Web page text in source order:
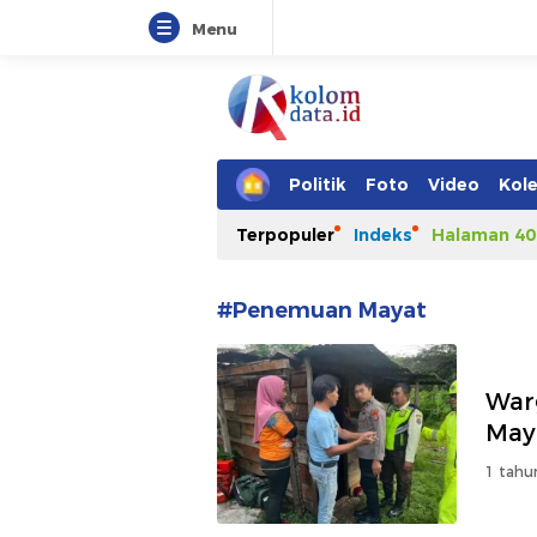
Menu
Kolomdata.id
Politik Foto Video
Terpopuler Indeks Halaman
#Penemuan Mayat
1